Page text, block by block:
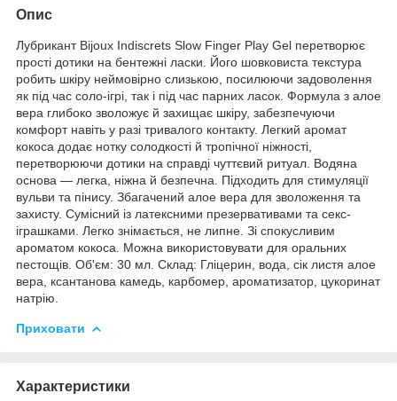
Опис
Лубрикант Bijoux Indiscrets Slow Finger Play Gel перетворює
прості дотики на бентежні ласки. Його шовковиста текстура
робить шкіру неймовірно слизькою, посилюючи задоволення
як під час соло-ігрі, так і під час парних ласок. Формула з алое
вера глибоко зволожує й захищає шкіру, забезпечуючи
комфорт навіть у разі тривалого контакту. Легкий аромат
кокоса додає нотку солодкості й тропічної ніжності,
перетворюючи дотики на справді чуттєвий ритуал. Водяна
основа — легка, ніжна й безпечна. Підходить для стимуляції
вульви та пінису. Збагачений алое вера для зволоження та
захисту. Сумісний із латексними презервативами та секс-
іграшками. Легко знімається, не липне. Зі спокусливим
ароматом кокоса. Можна використовувати для оральних
пестощів. Об'єм: 30 мл. Склад: Гліцерин, вода, сік листя алое
вера, ксантанова камедь, карбомер, ароматизатор, цукоринат
натрію.
Приховати
Характеристики